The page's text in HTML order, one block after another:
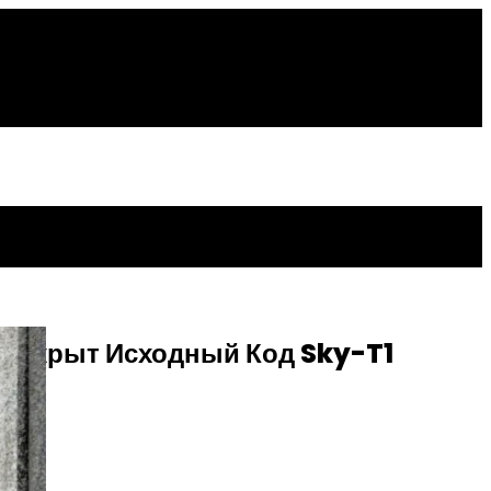
Исходный Код Sky-T1